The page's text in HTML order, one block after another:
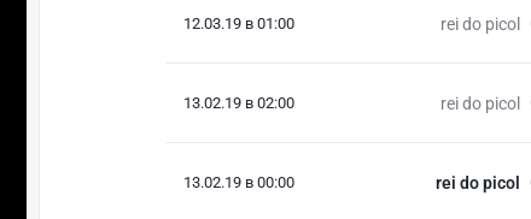
12.03.19 в 01:00 rei do picol
13.02.19 в 02:00 rei do picol
13.02.19 в 00:00 rei do picol